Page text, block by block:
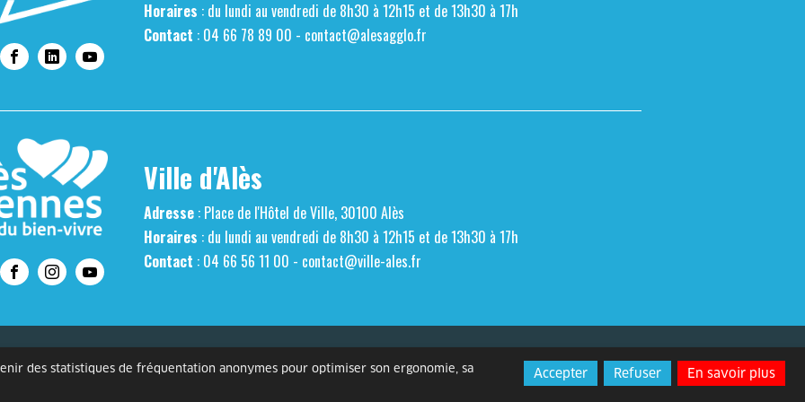
des statistiques de fréquentation anonymes pour optimiser son ergonomie, sa
Accepter Refuser En savoir plus
Horaires : du lundi au vendredi de 8h30 à 12h15 et de 13h30 à 17h
Contact : 04 66 78 89 00 - contact@alesagglo.fr
Ville d'Alès
Adresse: Place de l'Hôtel de Ville, 30100 Alès
Horaires : du lundi au vendredi de 8h30 à 12h15 et de 13h30 à 17h
Contact : 04 66 56 11 00 - contact@ville-ales.fr
personnelles Mentions légales Gestion des cookies Accessibilité Espace presse Contact